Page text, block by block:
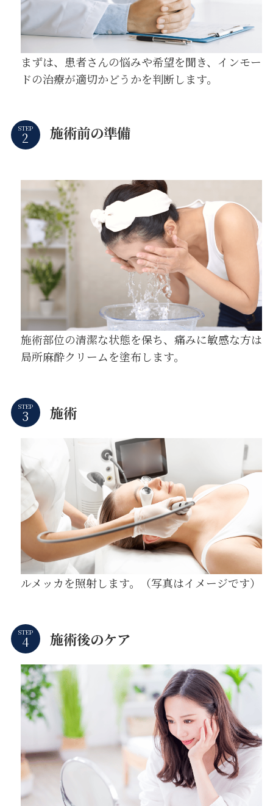
まずは、患者さんの悩みや希望を聞き、インモー
ドの治療が適切かどうかを判断します。
STEP 施術前の準備
施術部位の清潔な状態を保ち、痛みに敏感な方は
局所麻酔クリームを塗布します。
STEP 施術
ルメッカを照射します。（写真はイメージです）
STEP 施術後のケア